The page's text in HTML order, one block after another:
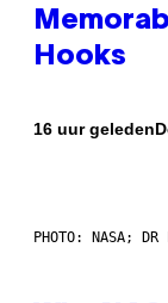
Hooks
16 uur geleden
PHOTO: NASA;